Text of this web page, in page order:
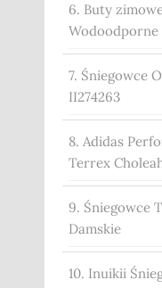
6. Buty
Wodoodporne
7. Śniegowce
II274263
8. Adidas
Terrex
9. Śniegowce
Damskie
10. Inuikii